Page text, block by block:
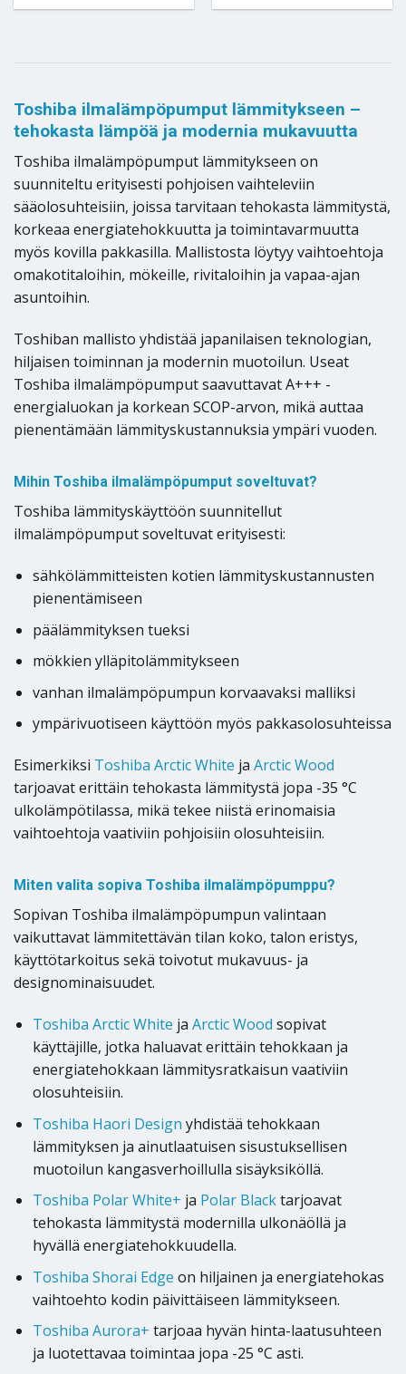
Toshiba ilmalämpöpumput lämmitykseen –
tehokasta lämpöä ja modernia mukavuutta
Toshiba ilmalämpöpumput lämmitykseen on
suunniteltu erityisesti pohjoisen vaihteleviin
sääolosuhteisiin, joissa tarvitaan tehokasta lämmitystä,
korkeaa energiatehokkuutta ja toimintavarmuutta
myös kovilla pakkasilla. Mallistosta löytyy vaihtoehtoja
omakotitaloihin, mökeille, rivitaloihin ja vapaa-ajan
asuntoihin.
Toshiban mallisto yhdistää japanilaisen teknologian,
hiljaisen toiminnan ja modernin muotoilun. Useat
Toshiba ilmalämpöpumput saavuttavat A+++ -
energialuokan ja korkean SCOP-arvon, mikä auttaa
pienentämään lämmityskustannuksia ympäri vuoden.
Mihin Toshiba ilmalämpöpumput soveltuvat?
Toshiba lämmityskäyttöön suunnitellut
ilmalämpöpumput soveltuvat erityisesti:
sähkölämmitteisten kotien lämmityskustannusten
pienentämiseen
päälämmityksen tueksi
mökkien ylläpitolämmitykseen
vanhan ilmalämpöpumpun korvaavaksi malliksi
ympärivuotiseen käyttöön myös pakkasolosuhteissa
Esimerkiksi Toshiba Arctic White ja Arctic Wood
tarjoavat erittäin tehokasta lämmitystä jopa -35 °C
ulkolämpötilassa, mikä tekee niistä erinomaisia
vaihtoehtoja vaativiin pohjoisiin olosuhteisiin.
Miten valita sopiva Toshiba ilmalämpöpumppu?
Sopivan Toshiba ilmalämpöpumpun valintaan
vaikuttavat lämmitettävän tilan koko, talon eristys,
käyttötarkoitus sekä toivotut mukavuus- ja
designominaisuudet.
Toshiba Arctic White ja Arctic Wood sopivat
käyttäjille, jotka haluavat erittäin tehokkaan ja
energiatehokkaan lämmitysratkaisun vaativiin
olosuhteisiin.
Toshiba Haori Design yhdistää tehokkaan
lämmityksen ja ainutlaatuisen sisustuksellisen
muotoilun kangasverhoillulla sisäyksiköllä.
Toshiba Polar White+ ja Polar Blacktarjoavat
tehokasta lämmitystä modernilla ulkonäöllä ja
hyvällä energiatehokkuudella.
Toshiba Shorai Edge on hiljainen ja energiatehokas
vaihtoehto kodin päivittäiseen lämmitykseen.
Toshiba Aurora+ tarjoaa hyvän hinta-laatusuhteen
ja luotettavaa toimintaa jopa -25 °C asti.